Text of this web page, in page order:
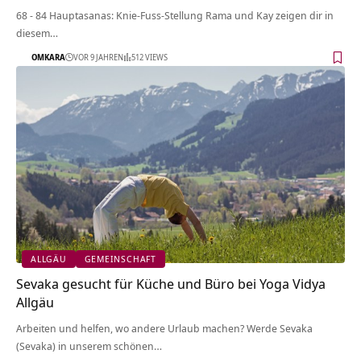
68 - 84 Hauptasanas: Knie-Fuss-Stellung Rama und Kay zeigen dir in
diesem…
OMKARA VOR 9 JAHREN 512 VIEWS
ALLGÄU GEMEINSCHAFT
Sevaka gesucht für Küche und Büro bei Yoga Vidya
Allgäu
Arbeiten und helfen, wo andere Urlaub machen? Werde Sevaka
(Sevaka) in unserem schönen…